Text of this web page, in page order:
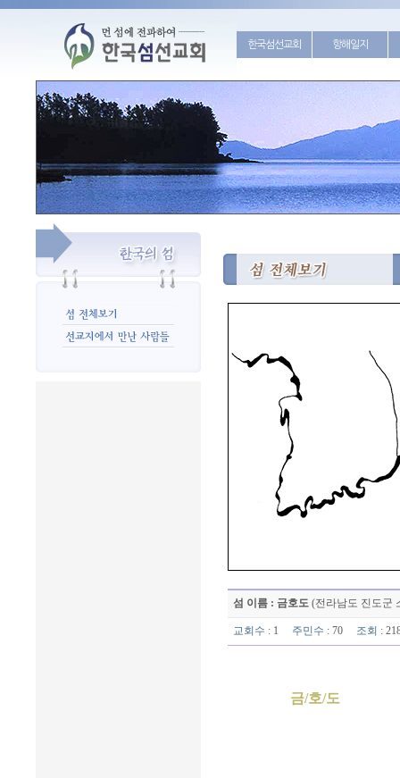
한국섬선교회 항해일지
섬 이름 : 금호도 (전라남도 진도군
교회수 : 1 주민수 : 70 조회 :
금/호/도